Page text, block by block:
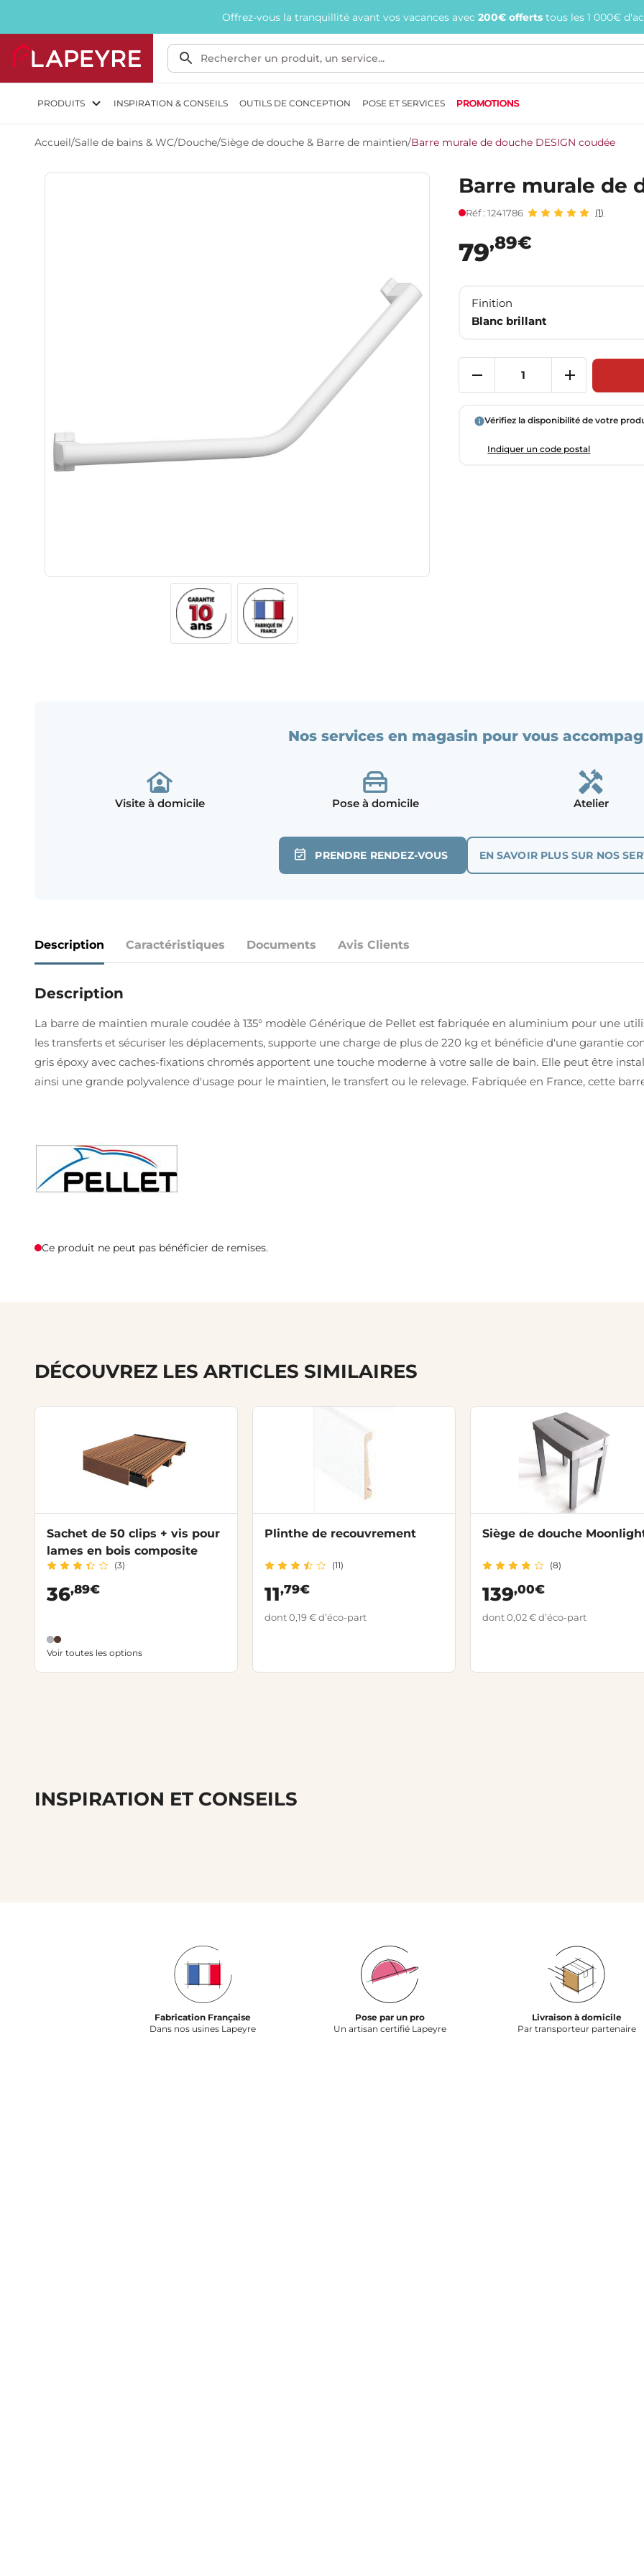
Offrez-vous la tranquillité avant vos vacances avec 200€ offerts tous les 1 000€
PRODUITS INSPIRATION & CONSEILS OUTILS DE CONCEPTION POSE ET SERVICES PROMOTIONS
Accueil/Salle de bains & WC/Douche/Siège de douche & Barre de maintien/Barre murale de douche DESIGN coudée
Barre murale de
Réf : 1241786 (1)
79,89€
Finition
Blanc brillant
Vérifiez la disponibilité de votre
Indiquer un code postal
Nos services en magasin pour vous
Visite à domicile Pose à domicile Atelier
PRENDRE RENDEZ-VOUS EN SAVOIR PLUS SUR NOS
Description Caractéristiques Documents Avis Clients
Description
La barre de maintien murale coudée à 135° modèle Générique de Pellet est fabriquée en aluminium pour une
les transferts et sécuriser les déplacements, supporte une charge de plus de 220 kg et bénéficie d'une garantie
gris époxy avec caches-fixations chromés apportent une touche moderne à votre salle de bain. Elle peut être
ainsi une grande polyvalence d'usage pour le maintien, le transfert ou le relevage. Fabriquée en France, cette
Ce produit ne peut pas bénéficier de remises.
DÉCOUVREZ LES ARTICLES SIMILAIRES
Sachet de 50 clips + vis pour
lames en bois composite
(3)
36,89€
Voir toutes les options
Plinthe de recouvrement
(11)
11,79€
dont 0,19 € d’éco-part
Siège de douche
(8)
139,00€
dont 0,02 € d’éco-part
INSPIRATION ET CONSEILS
Fabrication Française
Dans nos usines Lapeyre
Pose par un pro
Un artisan certifié Lapeyre
Livraison à domicile
Par transporteur partenaire